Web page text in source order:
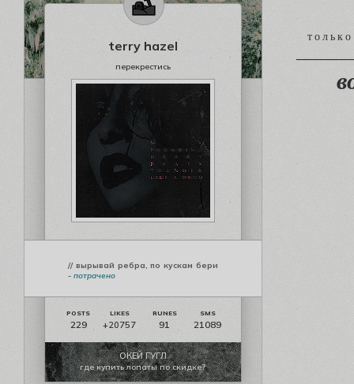
terry hazel
перекрестись
// вырывай ребра, по кускам бери
- потрачено
229 +20757 91 21089
ОКЕЙ ГУГЛ
где купить лопаты по скидке?
т о л ь